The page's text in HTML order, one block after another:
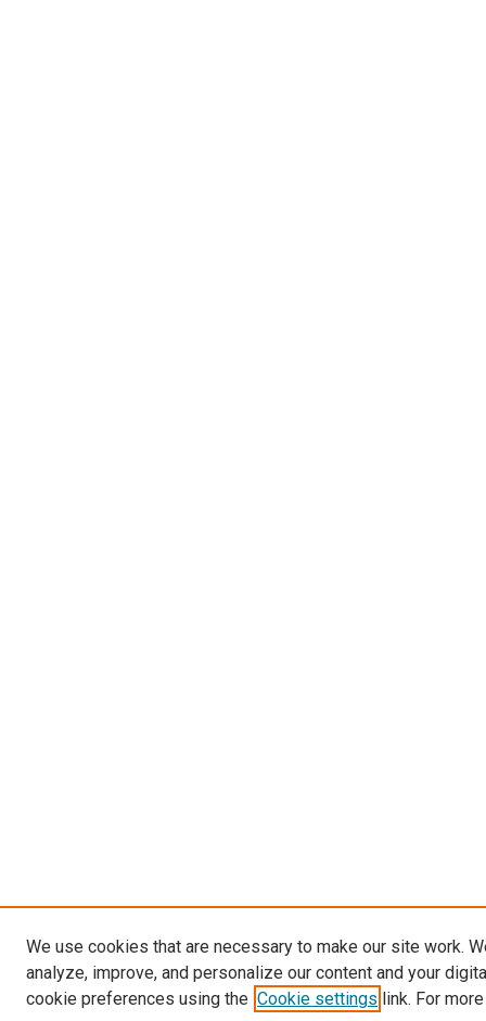
We use cookies that are necessary to make our site work.
analyze, improve, and personalize our content and your
cookie preferences using the Cookie settings link. For